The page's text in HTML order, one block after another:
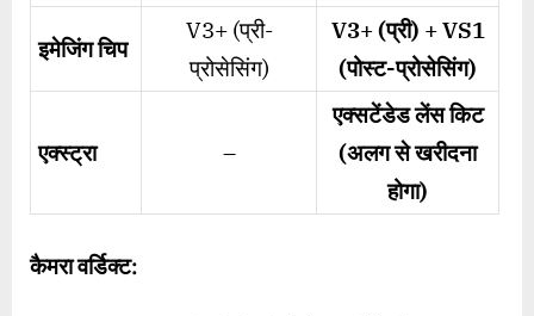
इमेजिंग चिप
V3+ (प्री-
प्रोसेसिंग)
V3+ (प्री) +VS1
(पोस्ट-प्रोसेसिंग)
एक्स्ट्रा –
एक्सटेंडेड लेंस किट
(अलग से खरीदना
होगा)
कैमरा वर्डिक्ट: